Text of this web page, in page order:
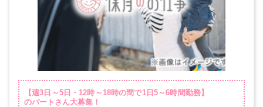
【週3日～5日・12時～18時の間で1日5～6時間勤務】
のパートさん大募集！